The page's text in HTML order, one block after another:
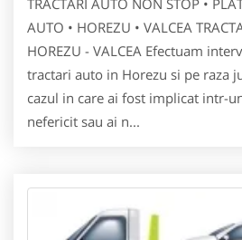
TRACTARI AUTO NON STOP •
AUTO • HOREZU • VALCEA
HOREZU - VALCEA Efectuam
tractari auto in Horezu si pe raza
cazul in care ai fost implicat intr-
nefericit sau ai n...